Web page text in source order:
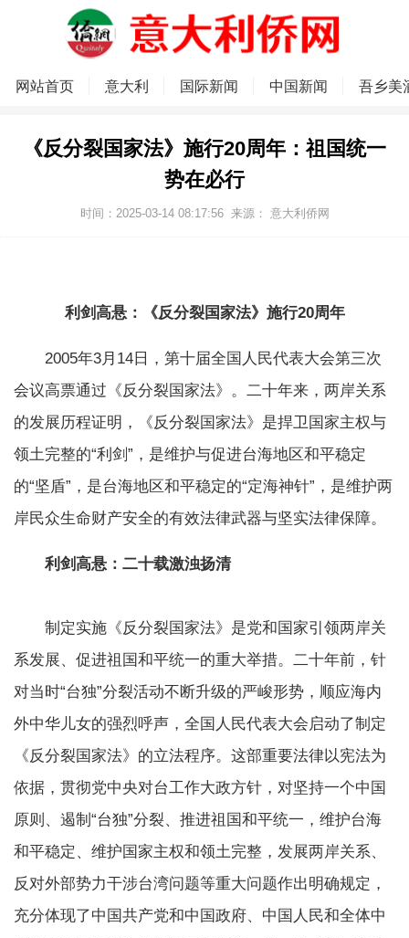
网站首页 意大利 国际新闻 中国新闻 吾乡美
《反分裂国家法》施行20周年：祖国统一
势在必行
时间：2025-03-14 08:17:56 来源： 意大利侨网
利剑高悬：《反分裂国家法》施行20周年
2005年3月14日，第十届全国人民代表大会第三次
会议高票通过《反分裂国家法》。二十年来，两岸关系
的发展历程证明，《反分裂国家法》是捍卫国家主权与
领土完整的“利剑”，是维护与促进台海地区和平稳定
的“坚盾”，是台海地区和平稳定的“定海神针”，是维护两
岸民众生命财产安全的有效法律武器与坚实法律保障。
利剑高悬：二十载激浊扬清
制定实施《反分裂国家法》是党和国家引领两岸关
系发展、促进祖国和平统一的重大举措。二十年前，针
对当时“台独”分裂活动不断升级的严峻形势，顺应海内
外中华儿女的强烈呼声，全国人民代表大会启动了制定
《反分裂国家法》的立法程序。这部重要法律以宪法为
依据，贯彻党中央对台工作大政方针，对坚持一个中国
原则、遏制“台独”分裂、推进祖国和平统一，维护台海
和平稳定、维护国家主权和领土完整，发展两岸关系、
反对外部势力干涉台湾问题等重大问题作出明确规定，
充分体现了中国共产党和中国政府、中国人民和全体中